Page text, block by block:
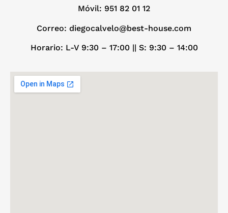
Móvil: 951 82 01 12
Correo: diegocalvelo@best-house.com
Horario: L-V 9:30 – 17:00 || S: 9:30 – 14:00